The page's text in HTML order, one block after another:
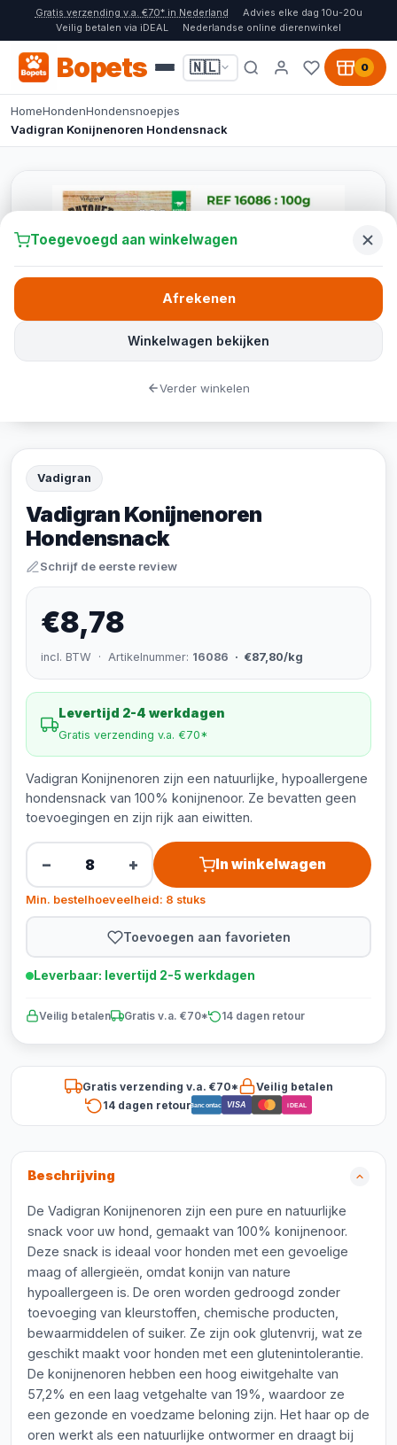
Gratis verzending v.a. €70* in Nederland
Advies elke dag 10u-20u
Veilig betalen via iDEAL
Nederlandse online dierenwinkel
Bopets 🇳🇱 0
HomeHondenHondensnoepjes
Vadigran Konijnenoren Hondensnack
Vadigran
Vadigran Konijnenoren
Hondensnack
Schrijf de eerste review
€8,78
incl. BTW · Artikelnummer: 16086 · €87,80/kg
Levertijd 2-4 werkdagen
Gratis verzending v.a. €70*
Vadigran Konijnenoren zijn een natuurlijke, hypoallergene
hondensnack van 100% konijnenoor. Ze bevatten geen
toevoegingen en zijn rijk aan eiwitten.
− + In winkelwagen
Min. bestelhoeveelheid: 8 stuks
Toevoegen aan favorieten
Leverbaar: levertijd 2-5 werkdagen
Veilig betalen Gratis v.a. €70* 14 dagen retour
Gratis verzending v.a. €70*
Veilig betalen
14 dagen retourBancontact VISA iDEAL
Beschrijving
De Vadigran Konijnenoren zijn een pure en natuurlijke
snack voor uw hond, gemaakt van 100% konijnenoor.
Deze snack is ideaal voor honden met een gevoelige
maag of allergieën, omdat konijn van nature
hypoallergeen is. De oren worden gedroogd zonder
toevoeging van kleurstoffen, chemische producten,
bewaarmiddelen of suiker. Ze zijn ook glutenvrij, wat ze
geschikt maakt voor honden met een glutenintolerantie.
De konijnenoren hebben een hoog eiwitgehalte van
57,2% en een laag vetgehalte van 19%, waardoor ze
een gezonde en voedzame beloning zijn. Het haar op de
oren werkt als een natuurlijke ontwormer en draagt bij
Toegevoegd aan winkelwagen
Winkelwagen bekijken
Afrekenen
Verder winkelen